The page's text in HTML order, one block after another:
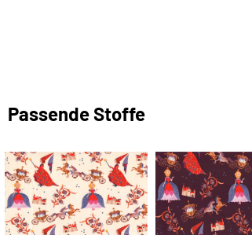
Passende Stoffe